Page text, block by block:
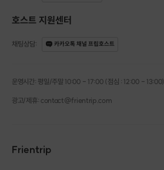
호스트 지원센터
채팅상담: 카카오톡 채널 프립호스트
운영시간: 평일/주말 10:00 - 17:00 (점심 : 12:00 - 13:00)
광고/제휴: contact@frientrip.com
Frientrip